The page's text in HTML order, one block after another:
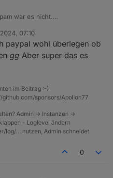
war es nicht.
wohl noch einen Umweg
ist jetzt da.
07:10
paypal wohl überlegen ob
gg Aber super das es
im Beitrag :-)
sponsors/Apollon77
Admin -> Instanzen ->
- Loglevel ändern
log/… nutzen, Admin schneidet
0